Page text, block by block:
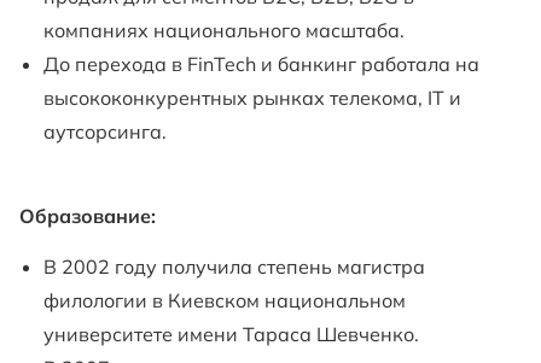
компаниях национального масштаба.
До перехода в FinTech и банкинг работала на
высококонкурентных рынках телекома, IT и
аутсорсинга.
Образование:
В 2002 году получила степень магистра
филологии в Киевском национальном
университете имени Тараса Шевченко.